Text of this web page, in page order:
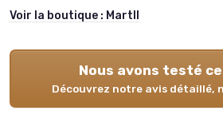
Voir la boutique : Martll
Nous avons testé
Découvrez notre avis détaillé,